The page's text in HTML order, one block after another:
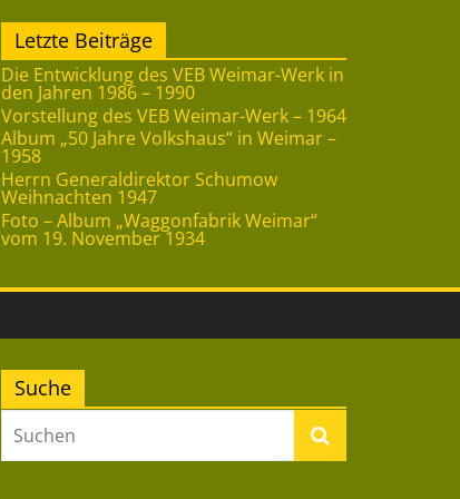
Letzte Beiträge
Die Entwicklung des VEB Weimar-Werk in
den Jahren 1986 – 1990
Vorstellung des VEB Weimar-Werk – 1964
Album „50 Jahre Volkshaus“ in Weimar –
1958
Herrn Generaldirektor Schumow
Weihnachten 1947
Foto – Album „Waggonfabrik Weimar“
vom 19. November 1934
Suche